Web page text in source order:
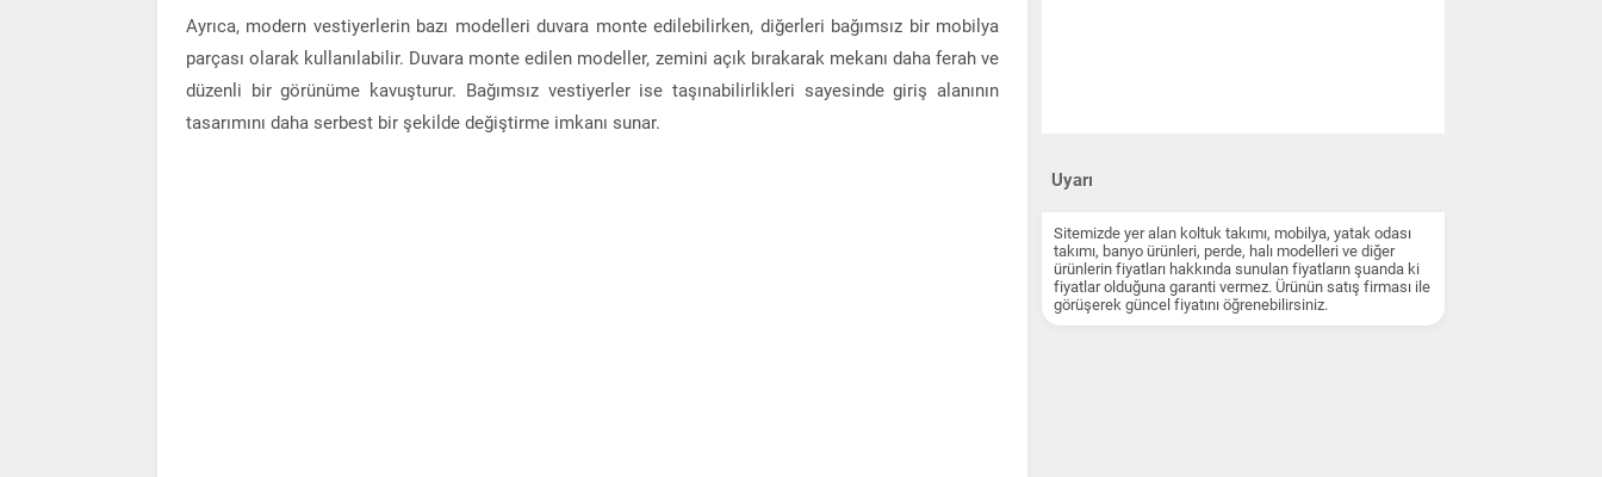
Ayrıca, modern vestiyerlerin bazı modelleri duvara monte edilebilirken, diğerleri bağımsız bir mobilya
parçası olarak kullanılabilir. Duvara monte edilen modeller, zemini açık bırakarak mekanı daha ferah ve
düzenli bir görünüme kavuşturur. Bağımsız vestiyerler ise taşınabilirlikleri sayesinde giriş alanının
tasarımını daha serbest bir şekilde değiştirme imkanı sunar.
Uyarı
Sitemizde yer alan koltuk takımı, mobilya, yatak odası
takımı, banyo ürünleri, perde, halı modelleri ve diğer
ürünlerin fiyatları hakkında sunulan fiyatların şuanda ki
fiyatlar olduğuna garanti vermez. Ürünün satış firması ile
görüşerek güncel fiyatını öğrenebilirsiniz.